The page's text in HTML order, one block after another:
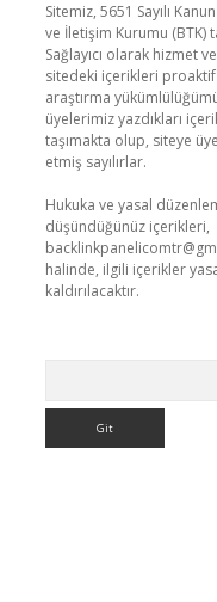
Sitemiz, 5651 Sayılı
ve İletişim Kurumu (BTK)
Sağlayıcı olarak hizmet
sitedeki içerikleri
araştırma
üyelerimiz yazdıkları
taşımakta olup, siteye
etmiş sayılırlar.
Hukuka ve yasal
düşündüğünüz içerikleri,
halinde, ilgili içerikler
kaldırılacaktır.